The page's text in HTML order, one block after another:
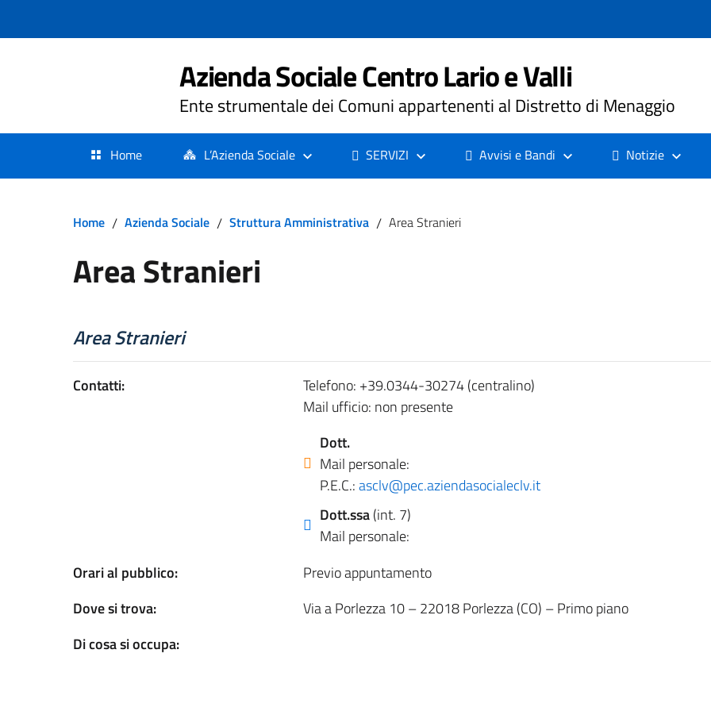
Azienda Sociale Centro Lario e Valli
Ente strumentale dei Comuni appartenenti al Distretto di Menaggio
Home L’Azienda Sociale SERVIZI Avvisi e Bandi Notizie
Home / Azienda Sociale / Struttura Amministrativa / Area Stranieri
Area Stranieri
Area Stranieri
Contatti:
Telefono: +39.0344-30274 (centralino)
Mail ufficio: non presente
Dott.
Mail personale:
P.E.C.:asclv@pec.aziendasocialeclv.it
Dott.ssa(int. 7)
Mail personale:
Orari al pubblico:
Previo appuntamento
Dove si trova:
Via a Porlezza 10 – 22018 Porlezza (CO) – Primo piano
Di cosa si occupa: